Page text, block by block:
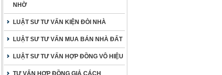
NHỜ
LUẬT SƯ TƯ VẤN KIỆN ĐÒI NHÀ
LUẬT SƯ TƯ VẤN MUA BÁN NHÀ ĐẤT
LUẬT SƯ TƯ VẤN HỢP ĐỒNG VÔ HIỆU
TƯ VẤN HỢP ĐỒNG GIẢ CÁCH